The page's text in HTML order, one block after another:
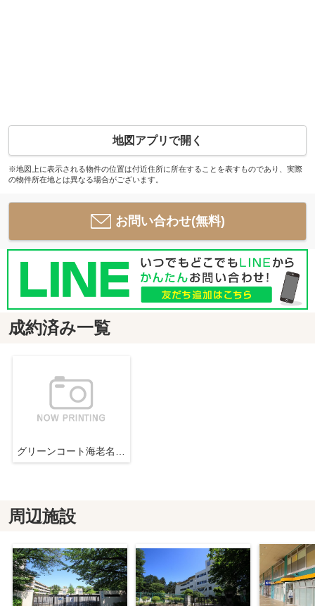
地図アプリで開く
※地図上に表示される物件の位置は付近住所に所在することを表すものであり、実際
の物件所在地とは異なる場合がございます。
お問い合わせ(無料)
成約済み一覧
グリーンコート海老名『リフォーム済み』【仲介手数料無料】
周辺施設